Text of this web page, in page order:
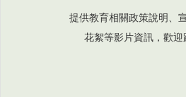
提供教育相關政策說明、
花絮等影片資訊，歡迎